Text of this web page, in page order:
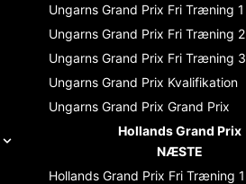
Ungarns Grand Prix Fri Træning 1
Ungarns Grand Prix Fri Træning 2
Ungarns Grand Prix Fri Træning 3
Ungarns Grand Prix Kvalifikation
Ungarns Grand Prix Grand Prix
Hollands Grand Prix
NÆSTE
Hollands Grand Prix Fri Træning 1